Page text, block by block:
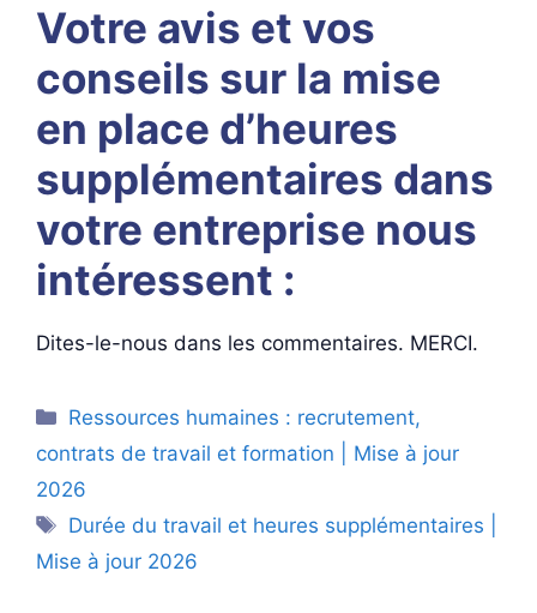
Votre avis et vos
conseils sur la mise
en place d’heures
supplémentaires dans
votre entreprise nous
intéressent :
Dites-le-nous dans les commentaires. MERCI.
Catégories
Ressources humaines : recrutement,
contrats de travail et formation | Mise à jour
2026
Étiquettes
Durée du travail et heures supplémentaires |
Mise à jour 2026